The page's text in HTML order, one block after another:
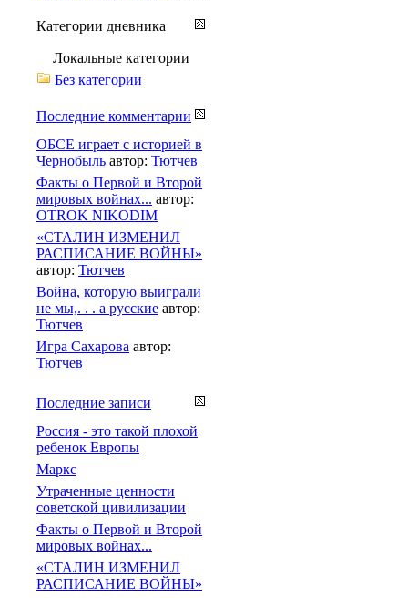
Категории дневника
Локальные категории
Без категории
Последние комментарии
ОБСЕ играет с историей в
Чернобыль автор: Тютчев
Факты о Первой и Второй
мировых войнах... автор:
OTROK NIKODIM
«СТАЛИН ИЗМЕНИЛ
РАСПИСАНИЕ ВОЙНЫ»
автор: Тютчев
Война, которую выиграли
не мы,. . . а русские автор:
Тютчев
Игра Сахарова автор:
Тютчев
Последние записи
Россия - это такой плохой
ребенок Европы
Маркс
Утраченные ценности
советской цивилизации
Факты о Первой и Второй
мировых войнах...
«СТАЛИН ИЗМЕНИЛ
РАСПИСАНИЕ ВОЙНЫ»